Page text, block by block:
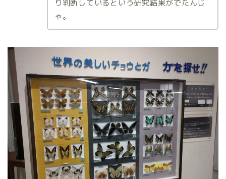
り判断しているという研究結果がでたんじ
ゃ。